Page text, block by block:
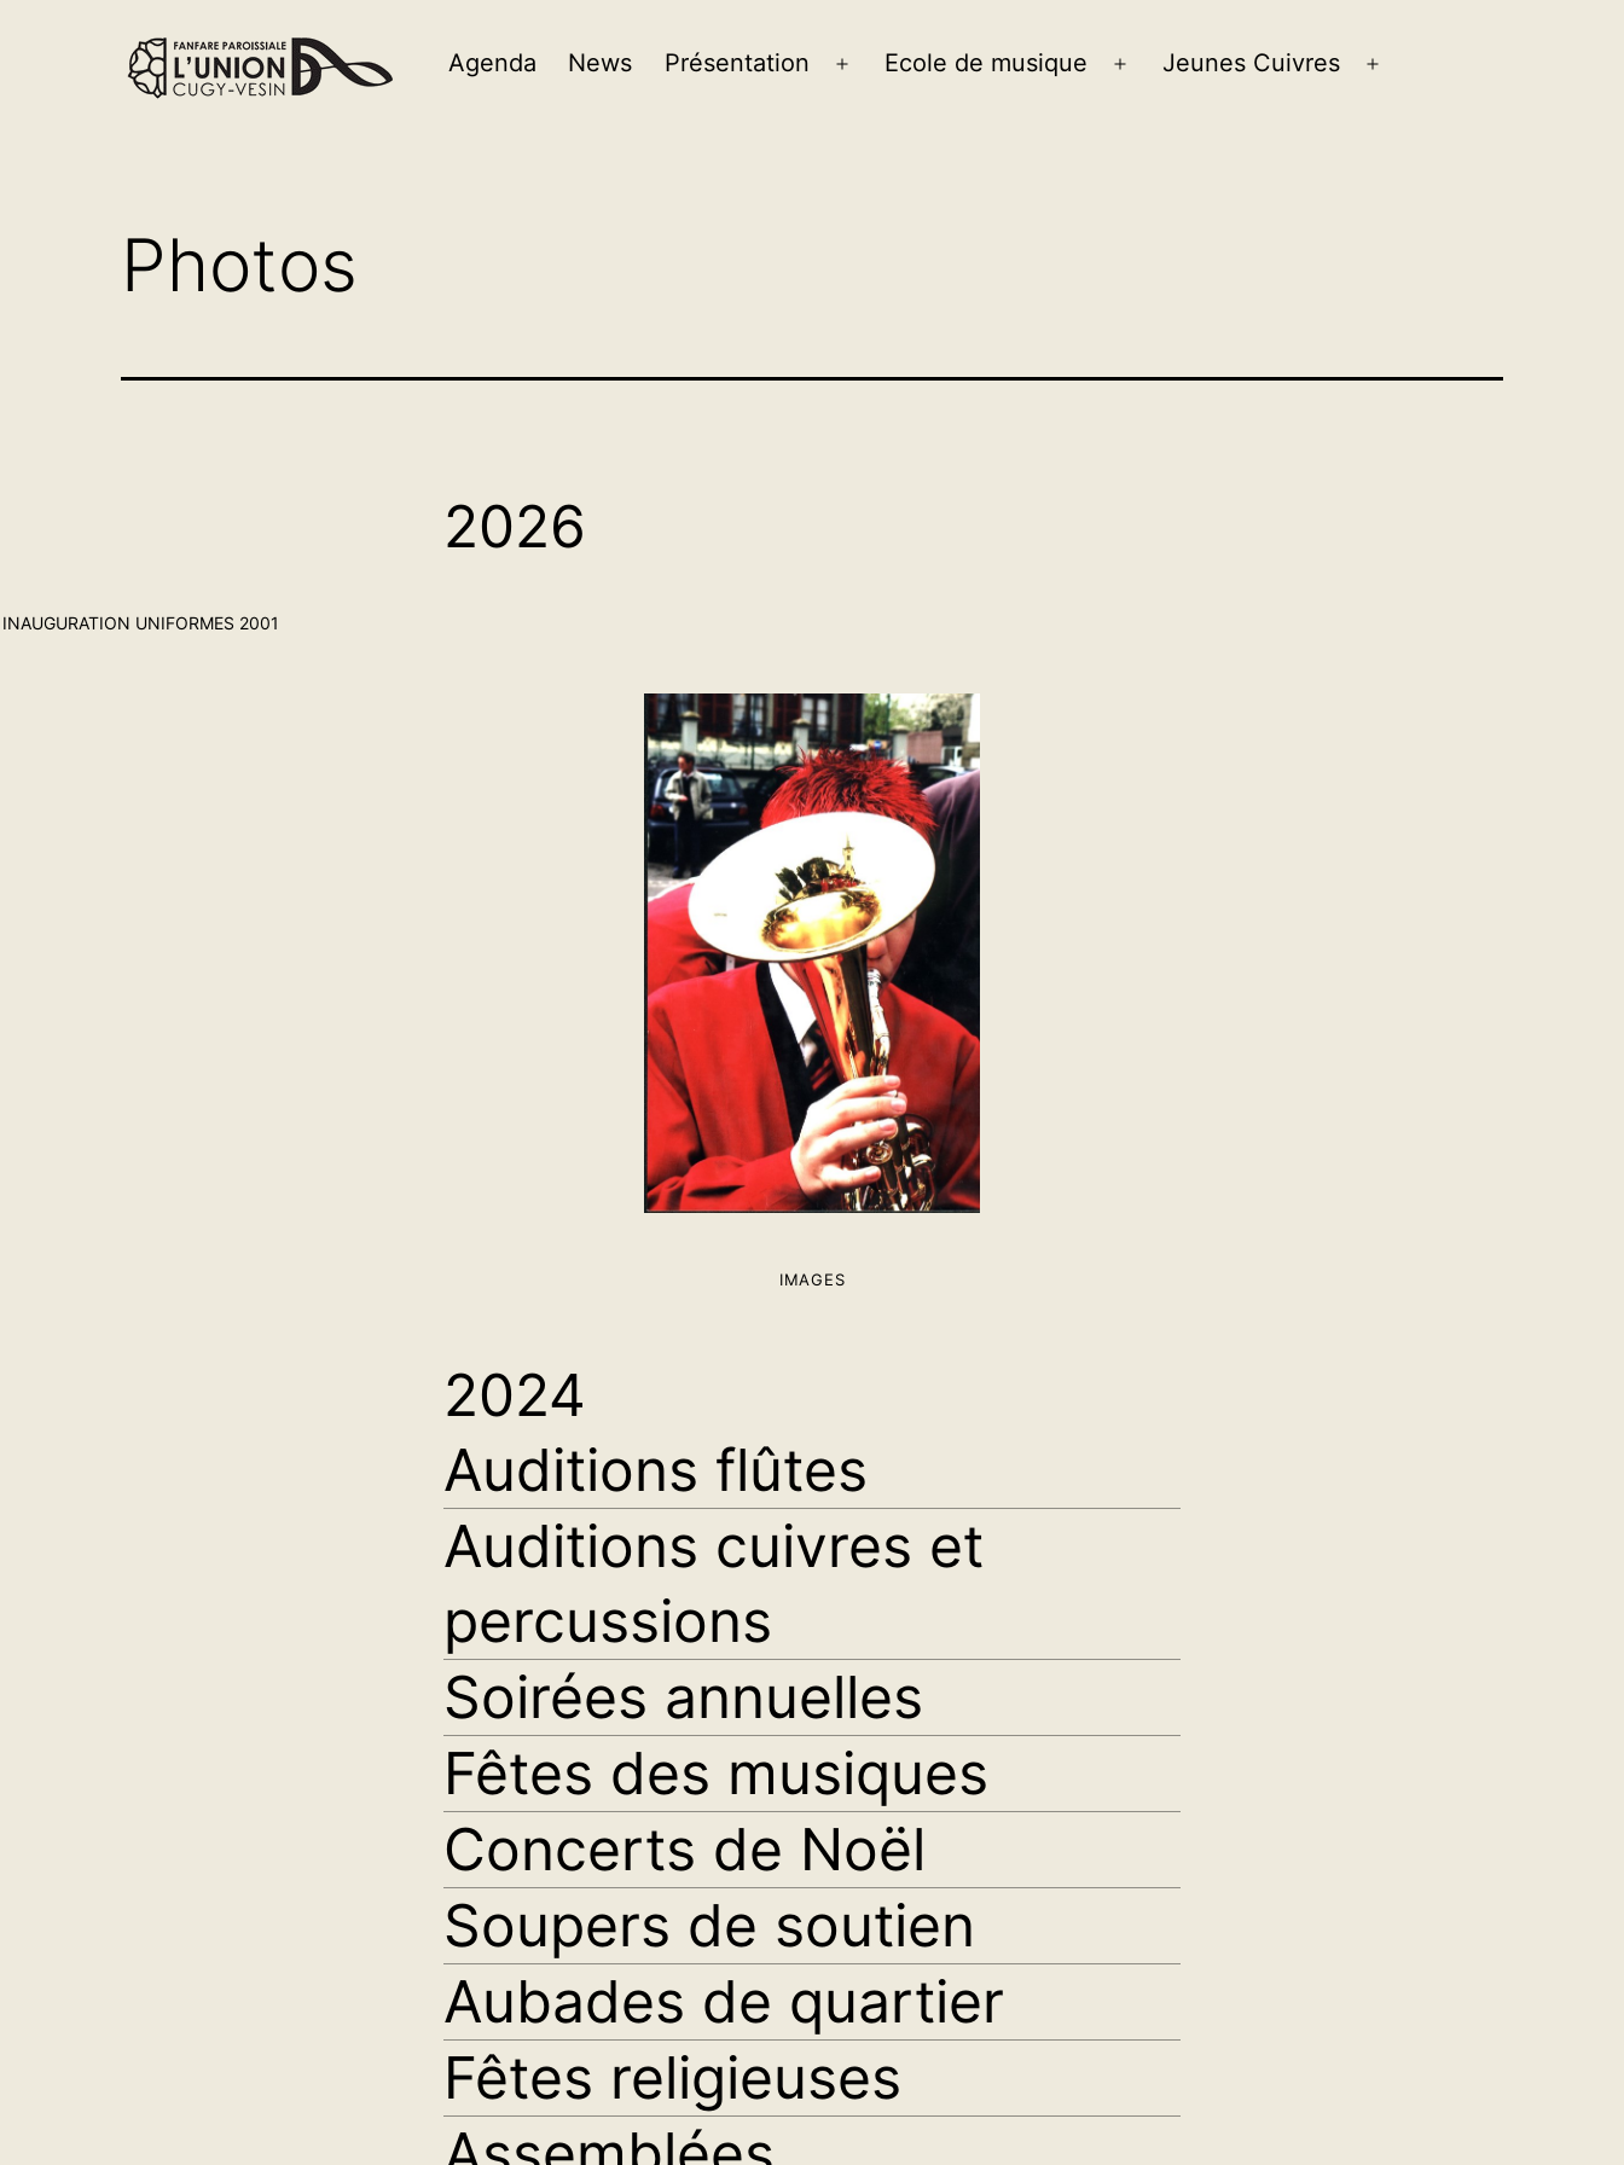
Agenda News Présentation Ecole de musique Jeunes Cuivres
Photos
2026
INAUGURATION UNIFORMES 2001
IMAGES
2024
Auditions flûtes
Auditions cuivres et
percussions
Soirées annuelles
Fêtes des musiques
Concerts de Noël
Soupers de soutien
Aubades de quartier
Fêtes religieuses